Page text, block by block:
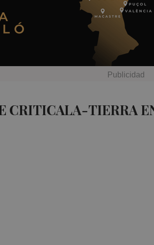
CRITICALA-TIERRA